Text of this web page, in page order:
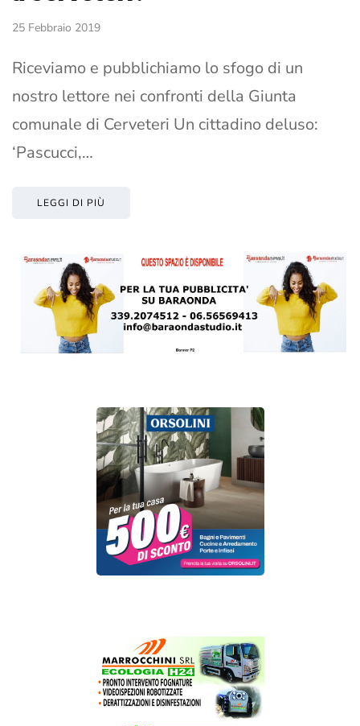
25 Febbraio 2019
Riceviamo e pubblichiamo lo sfogo di un
nostro lettore nei confronti della Giunta
comunale di Cerveteri Un cittadino deluso:
‘Pascucci,…
LEGGI DI PIÙ